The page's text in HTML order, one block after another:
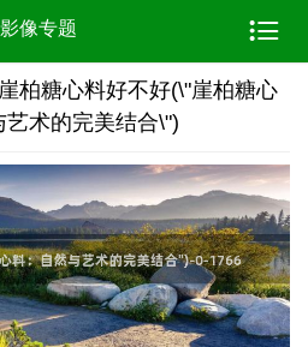
影像专题 
柏糖心料好不好(\"崖柏糖心
艺术的完美结合\")